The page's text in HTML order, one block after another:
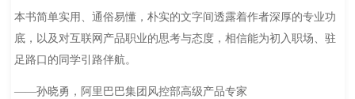
本书简单实用、通俗易懂，朴实的文字间透露着作者深厚的专业功
底，以及对互联网产品职业的思考与态度，相信能为初入职场、驻
足路口的同学引路伴航。
——孙晓勇，阿里巴巴集团风控部高级产品专家